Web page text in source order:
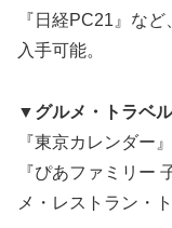
『日経PC21』な
入手可能。
▼グルメ・トラベル
『東京カレンダー
『ぴあファミリー
メ・レストラン・